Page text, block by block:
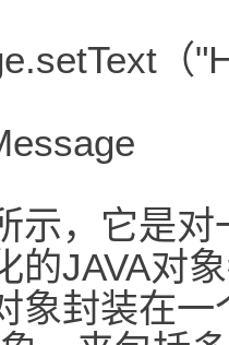
（
，它是对
的JAVA对
象封装在